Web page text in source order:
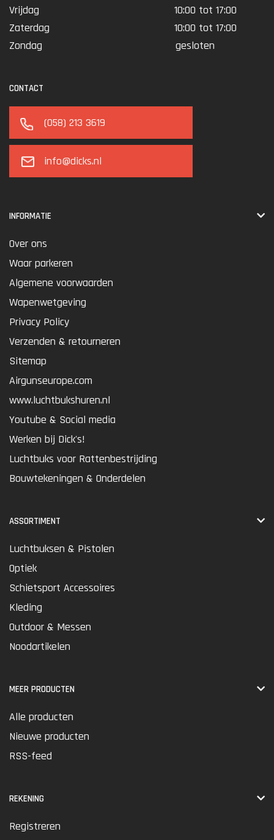
Vrijdag
10:00 tot 17:00
Zaterdag
10:00 tot 17:00
Zondag
gesloten
CONTACT
(058) 213 3619
info@dicks.nl
INFORMATIE
Over ons
Waar parkeren
Algemene voorwaarden
Wapenwetgeving
Privacy Policy
Verzenden & retourneren
Sitemap
Airgunseurope.com
www.luchtbukshuren.nl
Youtube & Social media
Werken bij Dick's!
Luchtbuks voor Rattenbestrijding
Bouwtekeningen & Onderdelen
ASSORTIMENT
Luchtbuksen & Pistolen
Optiek
Schietsport Accessoires
Kleding
Outdoor & Messen
Noodartikelen
MEER PRODUCTEN
Alle producten
Nieuwe producten
RSS-feed
REKENING
Registreren